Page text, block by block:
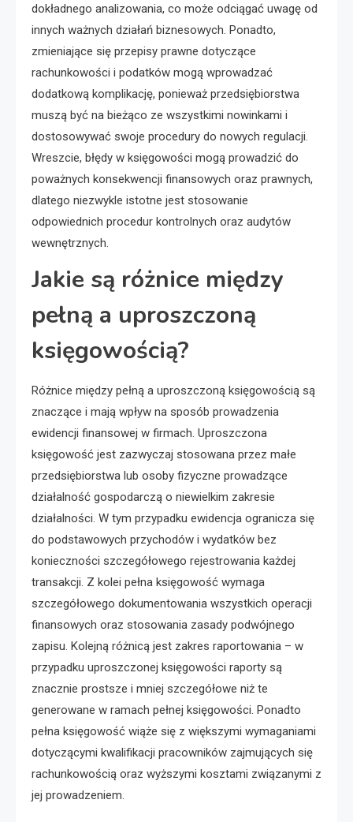
dokładnego analizowania, co może odciągać uwagę od
innych ważnych działań biznesowych. Ponadto,
zmieniające się przepisy prawne dotyczące
rachunkowości i podatków mogą wprowadzać
dodatkową komplikację, ponieważ przedsiębiorstwa
muszą być na bieżąco ze wszystkimi nowinkami i
dostosowywać swoje procedury do nowych regulacji.
Wreszcie, błędy w księgowości mogą prowadzić do
poważnych konsekwencji finansowych oraz prawnych,
dlatego niezwykle istotne jest stosowanie
odpowiednich procedur kontrolnych oraz audytów
wewnętrznych.
Jakie są różnice między
pełną a uproszczoną
księgowością?
Różnice między pełną a uproszczoną księgowością są
znaczące i mają wpływ na sposób prowadzenia
ewidencji finansowej w firmach. Uproszczona
księgowość jest zazwyczaj stosowana przez małe
przedsiębiorstwa lub osoby fizyczne prowadzące
działalność gospodarczą o niewielkim zakresie
działalności. W tym przypadku ewidencja ogranicza się
do podstawowych przychodów i wydatków bez
konieczności szczegółowego rejestrowania każdej
transakcji. Z kolei pełna księgowość wymaga
szczegółowego dokumentowania wszystkich operacji
finansowych oraz stosowania zasady podwójnego
zapisu. Kolejną różnicą jest zakres raportowania – w
przypadku uproszczonej księgowości raporty są
znacznie prostsze i mniej szczegółowe niż te
generowane w ramach pełnej księgowości. Ponadto
pełna księgowość wiąże się z większymi wymaganiami
dotyczącymi kwalifikacji pracowników zajmujących się
rachunkowością oraz wyższymi kosztami związanymi z
jej prowadzeniem.